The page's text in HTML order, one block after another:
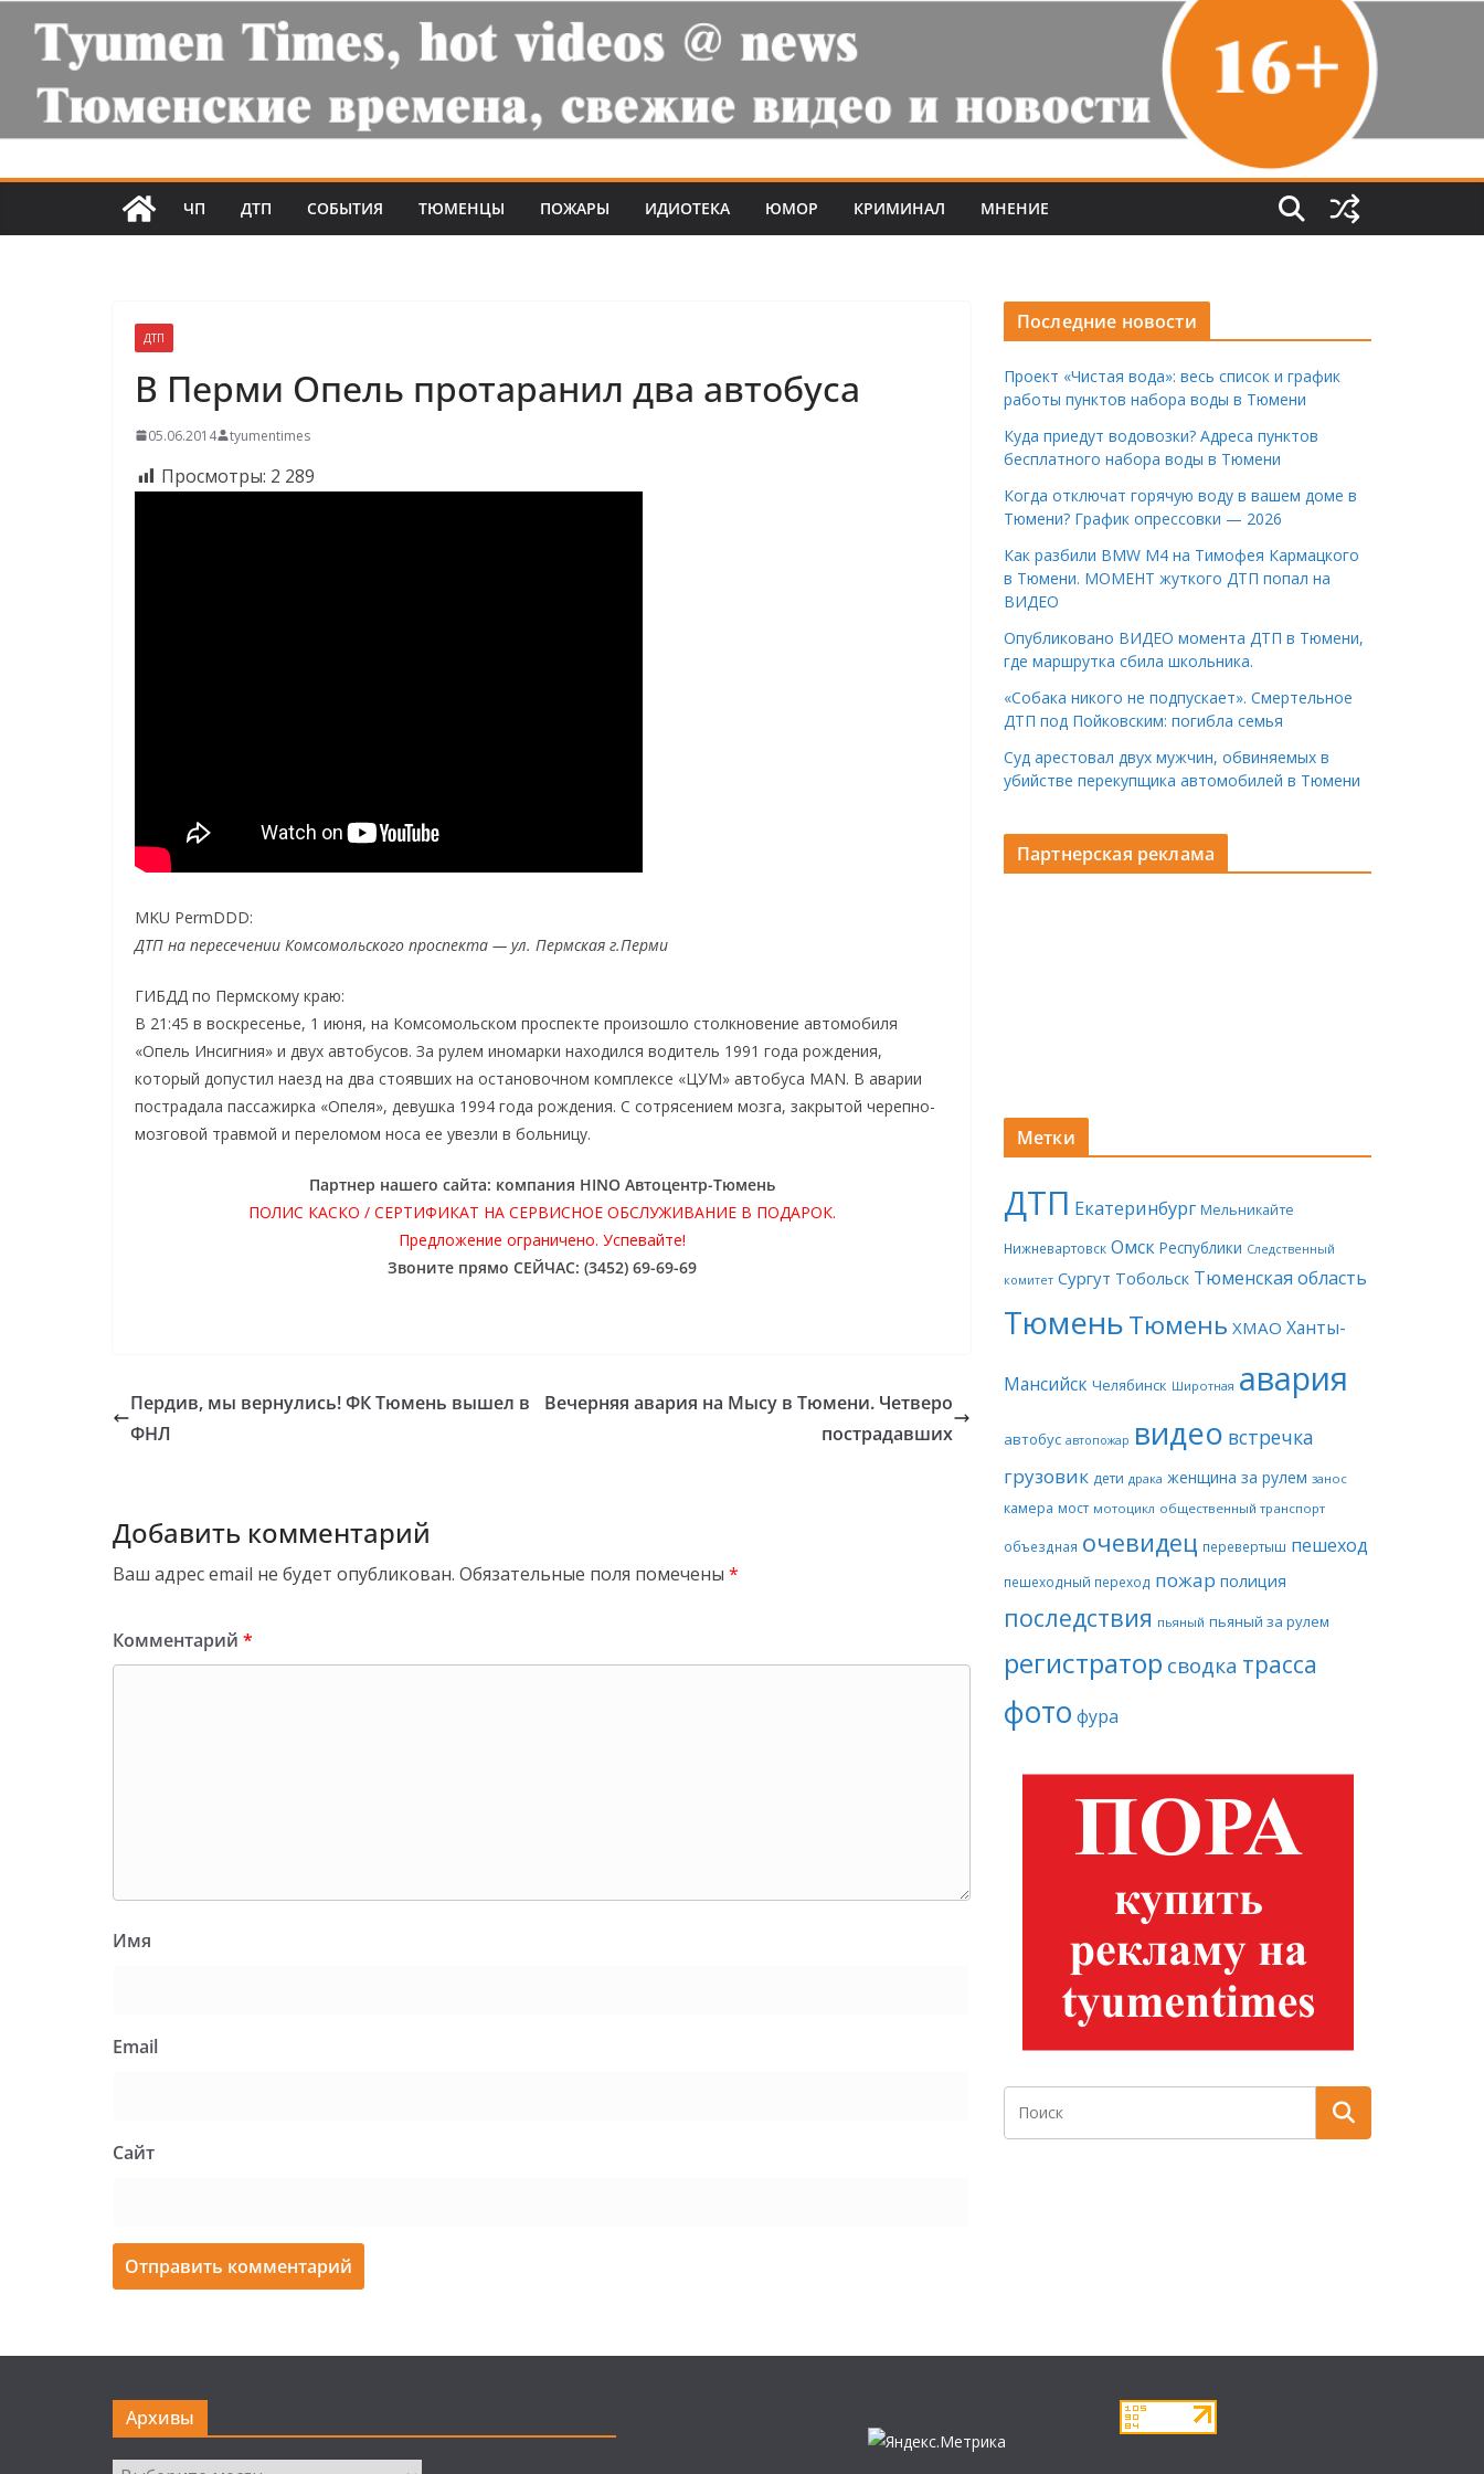
ЧП ДТП СОБЫТИЯ ТЮМЕНЦЫ ПОЖАРЫ ИДИОТЕКА ЮМОР КРИМИНАЛ МНЕНИЕ
ДТП
В Перми Опель протаранил два автобуса
05.06.2014 tyumentimes
Просмотры: 2 289
MKU PermDDD:
ДТП на пересечении Комсомольского проспекта — ул. Пермская г.Перми
ГИБДД по Пермскому краю:
В 21:45 в воскресенье, 1 июня, на Комсомольском проспекте произошло столкновение автомобиля
«Опель Инсигния» и двух автобусов. За рулем иномарки находился водитель 1991 года рождения,
который допустил наезд на два стоявших на остановочном комплексе «ЦУМ» автобуса MAN. В аварии
пострадала пассажирка «Опеля», девушка 1994 года рождения. С сотрясением мозга, закрытой черепно-
мозговой травмой и переломом носа ее увезли в больницу.
Партнер нашего сайта: компания HINO Автоцентр-Тюмень
ПОЛИС КАСКО / СЕРТИФИКАТ НА СЕРВИСНОЕ ОБСЛУЖИВАНИЕ В ПОДАРОК.
Предложение ограничено. Успевайте!
Звоните прямо СЕЙЧАС: (3452) 69-69-69
Пердив, мы вернулись! ФК Тюмень вышел в
ФНЛ
Вечерняя авария на Мысу в Тюмени. Четверо
пострадавших
Добавить комментарий
Ваш адрес email не будет опубликован. Обязательные поля помечены *
Комментарий *
Имя
Email
Сайт
Последние новости
Проект «Чистая вода»: весь список и график
работы пунктов набора воды в Тюмени
Куда приедут водовозки? Адреса пунктов
бесплатного набора воды в Тюмени
Когда отключат горячую воду в вашем доме в
Тюмени? График опрессовки — 2026
Как разбили BMW M4 на Тимофея Кармацкого
в Тюмени. МОМЕНТ жуткого ДТП попал на
ВИДЕО
Опубликовано ВИДЕО момента ДТП в Тюмени,
где маршрутка сбила школьника.
«Собака никого не подпускает». Смертельное
ДТП под Пойковским: погибла семья
Суд арестовал двух мужчин, обвиняемых в
убийстве перекупщика автомобилей в Тюмени
Партнерская реклама
Метки
ДТП Екатеринбург Мельникайте
Нижневартовск Омск Республики Следственный
комитет Сургут Тобольск Тюменская область
ТюменьТюмень ХМАО Ханты-
Мансийск Челябинск Широтная авария
автобус автопожар видео встречка
грузовик дети драка женщина за рулем занос
камера мост мотоцикл общественный транспорт
объездная очевидец перевертыш пешеход
пешеходный переход пожар полиция
последствия пьяный пьяный за рулем
регистратор сводка трасса
фото фура
Архивы